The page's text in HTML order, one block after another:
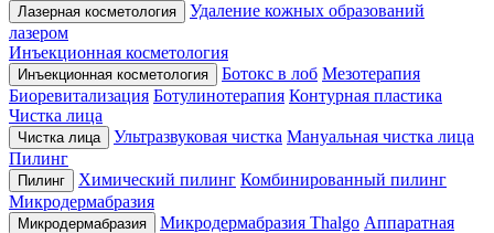
Лазерная косметология
Удаление кожных образований
лазером
Инъекционная косметология
Инъекционная косметология Ботокс в лоб Мезотерапия
Биоревитализация Ботулинотерапия Контурная пластика
Чистка лица
Чистка лица Ультразвуковая чистка Мануальная чистка лица
Пилинг
Пилинг Химический пилинг Комбинированный пилинг
Микродермабразия
Микродермабразия Микродермабразия Thalgo Аппаратная